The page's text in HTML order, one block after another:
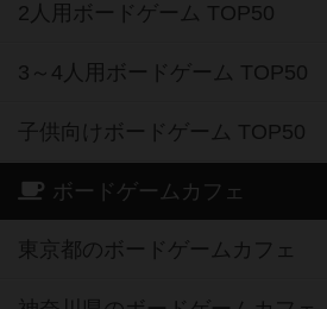
2人用ボードゲーム TOP50
3～4人用ボードゲーム TOP50
子供向けボードゲーム TOP50
ボードゲームカフェ
東京都のボードゲームカフェ